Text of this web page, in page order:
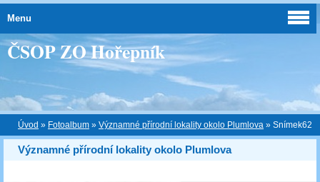
ČSOP ZO Hořepník
Úvod » Fotoalbum » Významné přírodní lokality okolo Plumlova » Snímek62
Významné přírodní lokality okolo Plumlova
Menu